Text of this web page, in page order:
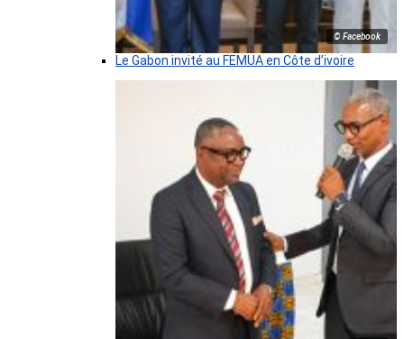
© Facebook
Le Gabon invité au FEMUA en Côte d’ivoire